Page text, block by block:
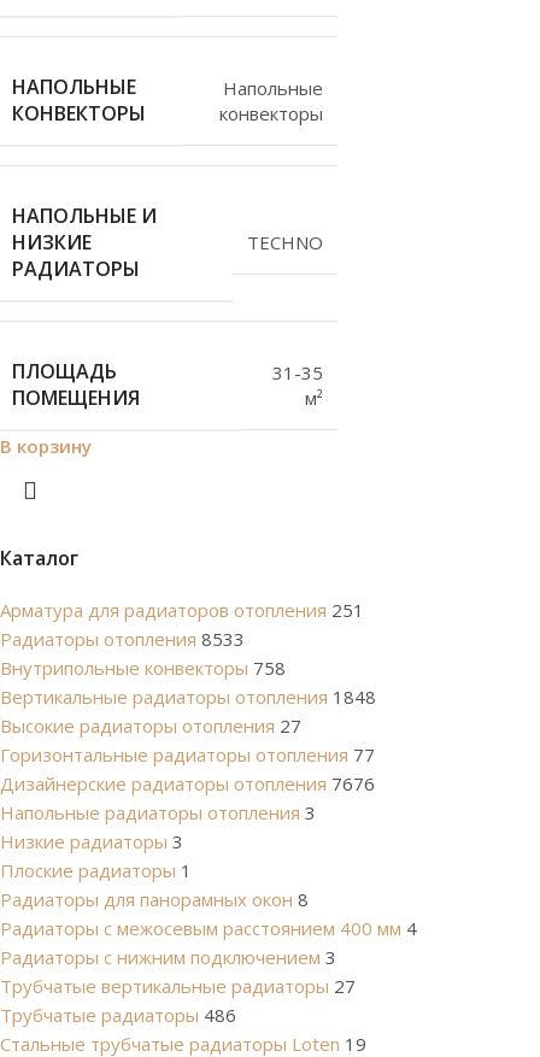
Каталог
Арматура для радиаторов отопления 251
Радиаторы отопления 8533
Внутрипольные конвекторы 758
Вертикальные радиаторы отопления 1848
Высокие радиаторы отопления 27
Горизонтальные радиаторы отопления 77
Дизайнерские радиаторы отопления 7676
Напольные радиаторы отопления 3
Низкие радиаторы 3
Плоские радиаторы 1
Радиаторы для панорамных окон 8
Радиаторы с межосевым расстоянием 400 мм 4
Радиаторы с нижним подключением 3
Трубчатые вертикальные радиаторы 27
Трубчатые радиаторы 486
Cтальные трубчатые радиаторы Loten 19
НАПОЛЬНЫЕ
КОНВЕКТОРЫ
Напольные
конвекторы
НАПОЛЬНЫЕ И
НИЗКИЕ
РАДИАТОРЫ
TECHNO
ПЛОЩАДЬ
ПОМЕЩЕНИЯ
31-35
м²
В корзину